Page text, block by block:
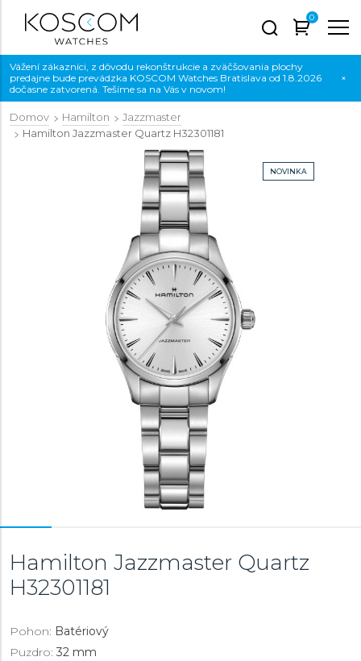
0
Vážení zákazníci, z dôvodu rekonštrukcie a zväčšovania plochy
predajne bude prevádzka KOSCOM Watches Bratislava od 1.8.2026
dočasne zatvorená. Tešíme sa na Vás v novom!
×
Domov Hamilton
Jazzmaster
Hamilton Jazzmaster Quartz H32301181
NOVINKA
Hamilton Jazzmaster Quartz
H32301181
Pohon: Batériový
Puzdro: 32 mm